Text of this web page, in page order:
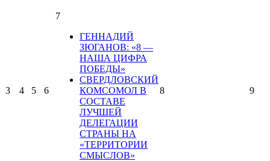
3 4 5 6
7
ГЕННАДИЙ
ЗЮГАНОВ: «8 —
НАША ЦИФРА
ПОБЕДЫ»
СВЕРДЛОВСКИЙ
КОМСОМОЛ В
СОСТАВЕ
ЛУЧШЕЙ
ДЕЛЕГАЦИИ
СТРАНЫ НА
«ТЕРРИТОРИИ
СМЫСЛОВ»
8 9